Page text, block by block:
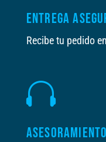
ENTREGA
Recibe tu pedido

ASESORAMIENTO